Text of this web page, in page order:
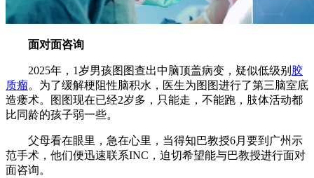
面对面咨询
2025年，1岁男孩图图查出中脑顶盖病变，疑似低级别 胶
质瘤。为了缓解梗阻性脑积水，医生为图图进行了第三脑室底
造瘘术。图图现在已经2岁多，只能走，不能跑，肢体活动都
比同龄的孩子弱一些。
父母看在眼里，急在心里，当得知巴教授6月要到广州示
范手术，他们便迅速联系INC，迫切希望能与巴教授进行面对
面咨询。